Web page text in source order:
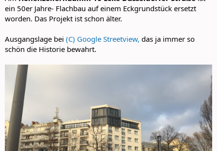
ein 50er Jahre- Flachbau auf einem Eckgrundstück ersetzt
worden. Das Projekt ist schon älter.
Ausgangslage bei (C) Google Streetview, das ja immer so
schön die Historie bewahrt.